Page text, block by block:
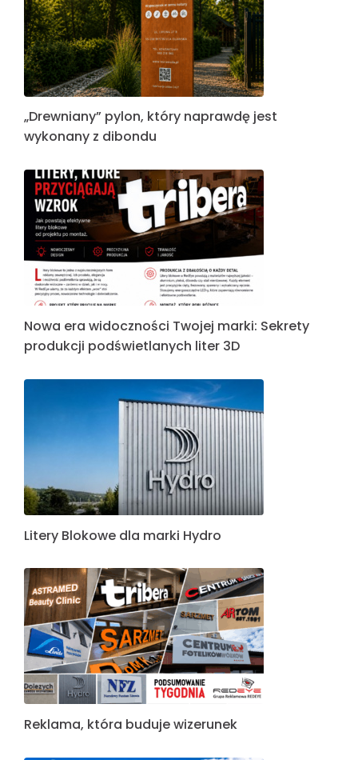
„Drewniany” pylon, który naprawdę jest
wykonany z dibondu
Nowa era widoczności Twojej marki: Sekrety
produkcji podświetlanych liter 3D
Litery Blokowe dla marki Hydro
Reklama, która buduje wizerunek